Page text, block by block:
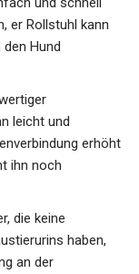
er Rollstuhl kann
Hund
leicht und
erhöht
ihn noch
die keine
haben,
an der